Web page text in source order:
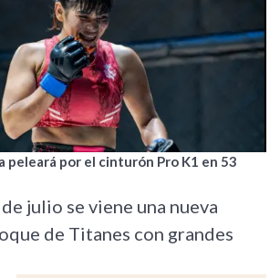
peleará por el cinturón Pro K1 en 53
julio se viene una nueva
de Titanes con grandes